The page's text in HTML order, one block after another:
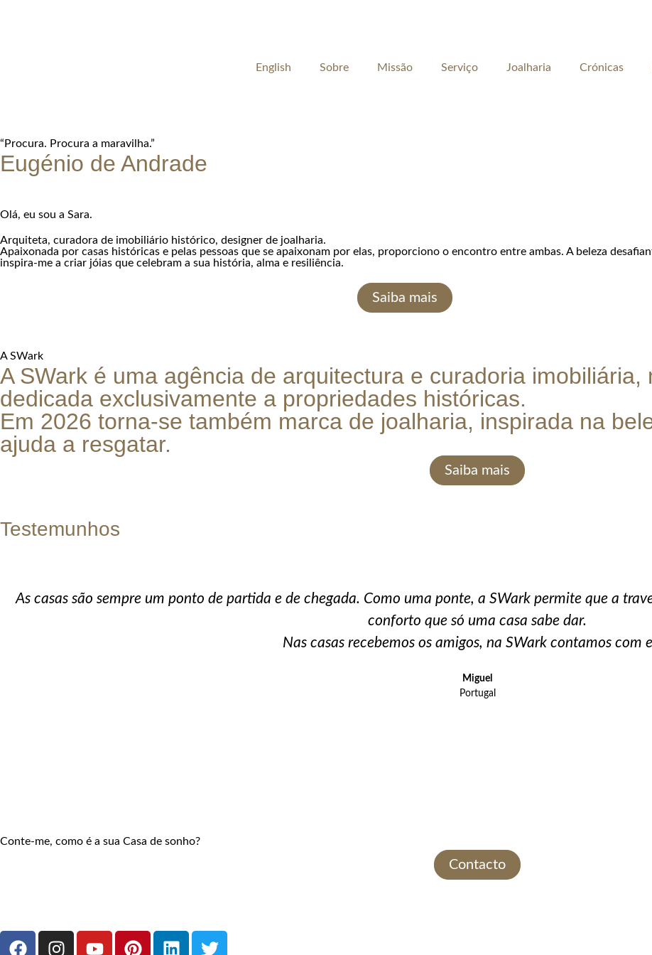
English Sobre Missão Serviço Joalharia Crónicas
“Procura. Procura a maravilha.”
Eugénio de Andrade
Olá, eu sou a Sara.
Arquiteta, curadora de imobiliário histórico, designer de joalharia.
Apaixonada por casas históricas e pelas pessoas que se apaixonam por elas, proporciono o encontro entre ambas. A beleza
inspira-me a criar jóias que celebram a sua história, alma e resiliência.
Saiba mais
A SWark
A SWark é uma agência de arquitectura e curadoria imobiliária,
dedicada exclusivamente a propriedades históricas.
Em 2026 torna-se também marca de joalharia, inspirada na
ajuda a resgatar.
Saiba mais
Testemunhos
As casas são sempre um ponto de partida e de chegada. Como uma ponte, a SWark permite que a
conforto que só uma casa sabe dar.
Nas casas recebemos os amigos, na SWark contamos com
Miguel
Portugal
Conte-me, como é a sua Casa de sonho?
Contacto